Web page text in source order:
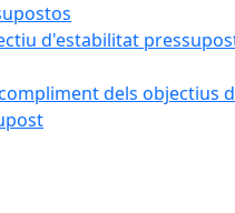
d'estabilitat
dels objectius